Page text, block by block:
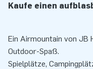
Kaufe einen
Ein Airmountain von JB
Outdoor-Spaß.
Spielplätze,